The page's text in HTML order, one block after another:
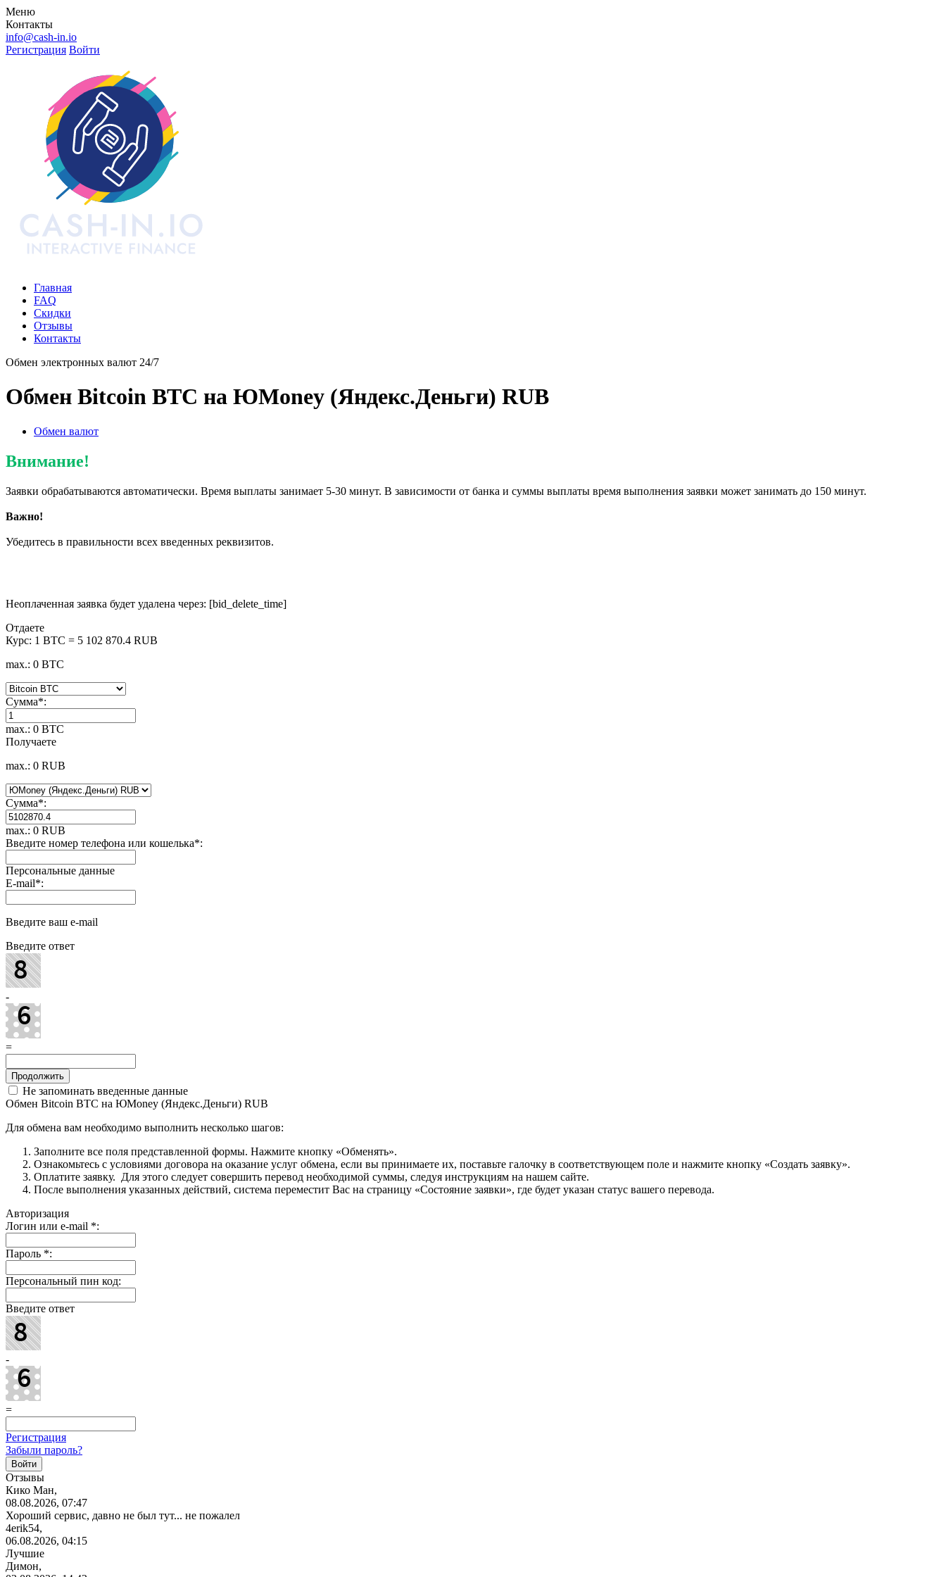
Меню
Контакты
info@cash-in.io
Регистрация Войти
Главная
FAQ
Скидки
Отзывы
Контакты
Обмен электронных валют 24/7
Обмен Bitcoin BTC на ЮMoney (Яндекс.Деньги) RUB
Обмен валют
Внимание!
Заявки обрабатываются автоматически. Время выплаты занимает 5-30 минут. В зависимости от банка и суммы выплаты время выполнения заявки может занимать до 150 минут.
Важно!
Убедитесь в правильности всех введенных реквизитов.
Неоплаченная заявка будет удалена через: [bid_delete_time]
Отдаете
Курс: 1 BTC = 5 102 870.4 RUB
max.: 0 BTC
Сумма*:
max.: 0 BTC
Получаете
max.: 0 RUB
Сумма*:
max.: 0 RUB
Введите номер телефона или кошелька*:
Персональные данные
E-mail*:
Введите ваш e-mail
Введите ответ
-
=
Не запоминать введенные данные
Обмен Bitcoin BTC на ЮMoney (Яндекс.Деньги) RUB
Для обмена вам необходимо выполнить несколько шагов:
Заполните все поля представленной формы. Нажмите кнопку «Обменять».
Ознакомьтесь с условиями договора на оказание услуг обмена, если вы принимаете их, поставьте галочку в соответствующем поле и нажмите кнопку «Создать заявку».
Оплатите заявку. Для этого следует совершить перевод необходимой суммы, следуя инструкциям на нашем сайте.
После выполнения указанных действий, система переместит Вас на страницу «Состояние заявки», где будет указан статус вашего перевода.
Авторизация
Логин или e-mail *:
Пароль *:
Персональный пин код:
Введите ответ
-
=
Регистрация
Забыли пароль?
Отзывы
Кико Ман,
08.08.2026, 07:47
Хороший сервис, давно не был тут... не пожалел
4erik54,
06.08.2026, 04:15
Лучшие
Димон,